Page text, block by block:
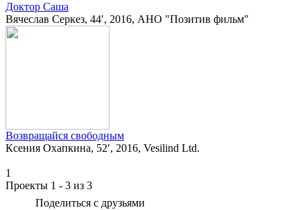
Доктор Саша
Вячеслав Серкез, 44′, 2016, АНО "Позитив фильм"
Возвращайся свободным
Ксения Охапкина, 52′, 2016, Vesilind Ltd.
1
Проекты 1 - 3 из 3
Поделиться с друзьями